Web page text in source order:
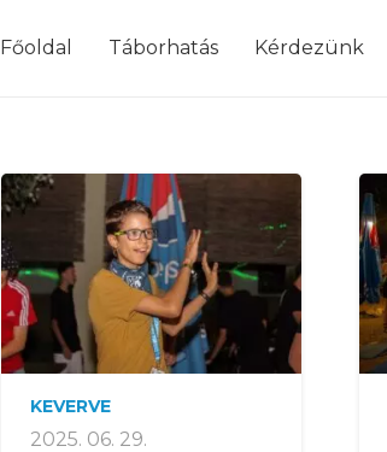
Főoldal Táborhatás Kérdezünk
KEVERVE
2025. 06. 29.